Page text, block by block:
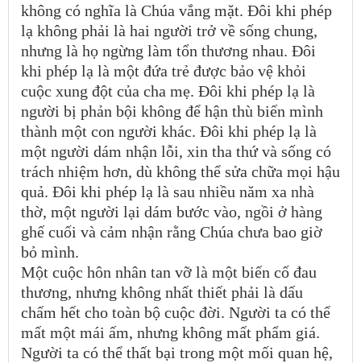
không có nghĩa là Chúa vắng mặt. Đôi khi phép
lạ không phải là hai người trở về sống chung,
nhưng là họ ngừng làm tổn thương nhau. Đôi
khi phép lạ là một đứa trẻ được bảo vệ khỏi
cuộc xung đột của cha mẹ. Đôi khi phép lạ là
người bị phản bội không để hận thù biến mình
thành một con người khác. Đôi khi phép lạ là
một người dám nhận lỗi, xin tha thứ và sống có
trách nhiệm hơn, dù không thể sửa chữa mọi hậu
quả. Đôi khi phép lạ là sau nhiều năm xa nhà
thờ, một người lại dám bước vào, ngồi ở hàng
ghế cuối và cảm nhận rằng Chúa chưa bao giờ
bỏ mình.
Một cuộc hôn nhân tan vỡ là một biến cố đau
thương, nhưng không nhất thiết phải là dấu
chấm hết cho toàn bộ cuộc đời. Người ta có thể
mất một mái ấm, nhưng không mất phẩm giá.
Người ta có thể thất bại trong một mối quan hệ,